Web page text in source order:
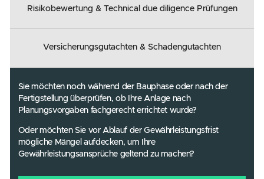
Investition bestmöglich schützen.
Gewährleistung & Abnahme
Risikobewertung & Technical due diligence Prüfungen
Versicherungsgutachten & Schadengutachten